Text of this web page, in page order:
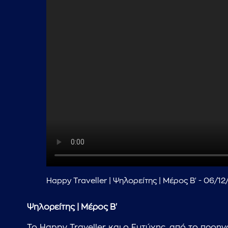
Happy Traveller | Ψηλορείτης | Μέρος Β' - 06/
Ψηλορείτης | Μέρος Β'